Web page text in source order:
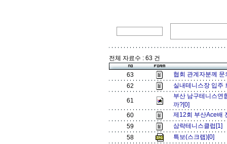
전체 자료수 : 63 건
63
협회 관계자분께
62
실내테니스장 입
61
부산 남구테니스연
까?[0]
60
제12회 부산Ace배
59
삼락테니스클럽[1]
58
특보(스크랩)[0]